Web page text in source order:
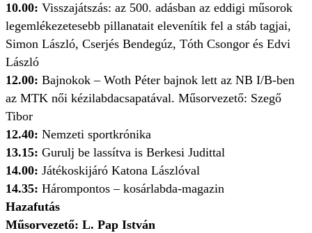
10.00: Visszajátszás: az 500. adásban az eddigi műsorok
legemlékezetesebb pillanatait elevenítik fel a stáb tagjai,
Simon László, Cserjés Bendegúz, Tóth Csongor és Edvi
László
12.00: Bajnokok – Woth Péter bajnok lett az NB I/B-ben
az MTK női kézilabdacsapatával. Műsorvezető: Szegő
Tibor
12.40: Nemzeti sportkrónika
13.15: Gurulj be lassítva is Berkesi Judittal
14.00: Játékoskijáró Katona Lászlóval
14.35: Hárompontos – kosárlabda-magazin
Hazafutás
Műsorvezető: L. Pap István